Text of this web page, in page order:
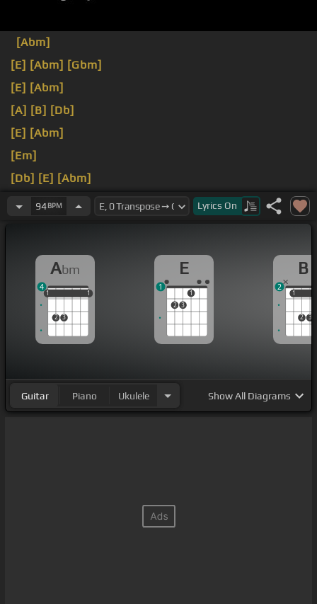
[Abm]
[E] [Abm] [Gbm]
[E] [Abm]
[A] [B] [Db]
[E] [Abm]
[Em]
[Db] [E] [Abm]
[Abm]
94BPM Lyrics On
Abm
1
2 3
1
1 1
4
E
2 3
1
1
B
1
2 3
1
2
Guitar Piano Ukulele ShowAll Diagrams